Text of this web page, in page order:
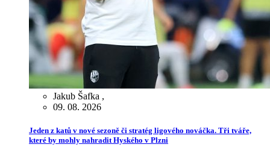
Jakub Šafka ,
09. 08. 2026
Jeden z katů v nové sezoně či stratég ligového nováčka. Tři tváře,
které by mohly nahradit Hyského v Plzni